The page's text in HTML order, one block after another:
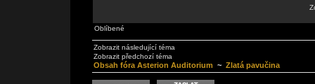
Oblíbené
Zobrazit následující téma
Zobrazit předchozí téma
Obsah fóra Asterion Auditorium ~ Zlatá pavučina